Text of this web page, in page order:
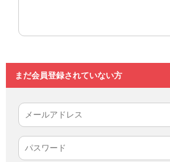
まだ会員登録されていない方